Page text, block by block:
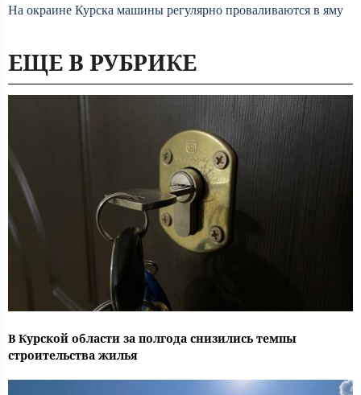
На окраине Курска машины регулярно проваливаются в яму
ЕЩЕ В РУБРИКЕ
В Курской области за полгода снизились темпы
строительства жилья